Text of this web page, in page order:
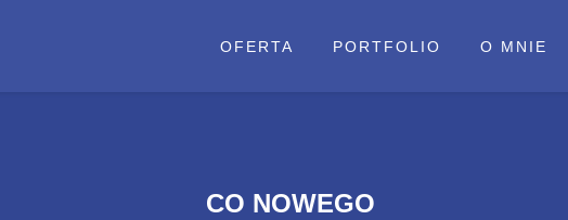
OFERTA PORTFOLIO O MNIE
CO NOWEGO